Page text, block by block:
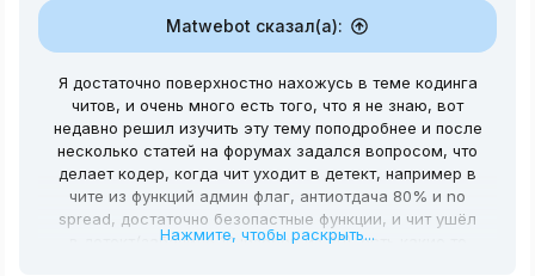
Matwebot сказал(а):
Я достаточно поверхностно нахожусь в теме кодинга
читов, и очень много есть того, что я не знаю, вот
недавно решил изучить эту тему поподробнее и после
несколько статей на форумах задался вопросом, что
делает кодер, когда чит уходит в детект, например в
чите из функций админ флаг, антиотдача 80% и no
spread, достаточно безопастные функции, и чит ушёл
в детект(забанило 10 юзеров из 20), есть какие то
Нажмите, чтобы раскрыть...